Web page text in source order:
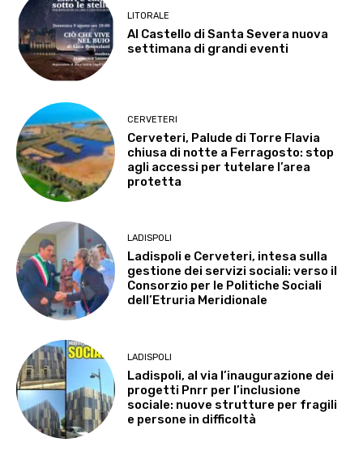
LITORALE
Al Castello di Santa Severa nuova
settimana di grandi eventi
CERVETERI
Cerveteri, Palude di Torre Flavia
chiusa di notte a Ferragosto: stop
agli accessi per tutelare l’area
protetta
LADISPOLI
Ladispoli e Cerveteri, intesa sulla
gestione dei servizi sociali: verso il
Consorzio per le Politiche Sociali
dell’Etruria Meridionale
LADISPOLI
Ladispoli, al via l’inaugurazione dei
progetti Pnrr per l’inclusione
sociale: nuove strutture per fragili
e persone in difficoltà